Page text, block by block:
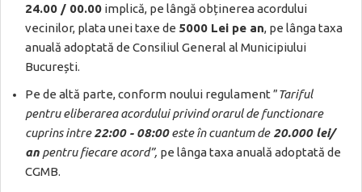
24.00 / 00.00 implică, pe lângă obținerea acordului
vecinilor, plata unei taxe de 5000 Lei pe an, pe lânga taxa
anuală adoptată de Consiliul General al Municipiului
București.
Pe de altă parte, conform noului regulament ”Tariful
pentru eliberarea acordului privind orarul de functionare
cuprins intre22:00 - 08:00este în cuantum de20.000 lei/
an pentru fiecare acord”, pe lânga taxa anuală adoptată de
CGMB.